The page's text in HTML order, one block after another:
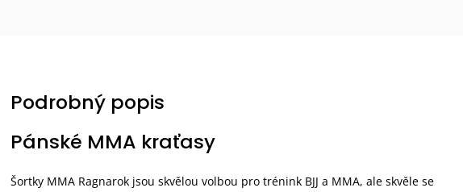
Podrobný popis
Pánské MMA kraťasy
Šortky MMA Ragnarok jsou skvělou volbou pro trénink BJJ a MMA, ale skvěle se